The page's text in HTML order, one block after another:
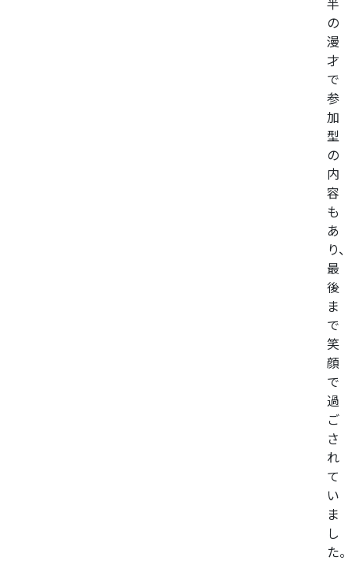
の
漫
才
で
参
加
型
の
内
容
も
あ
り、
最
後
ま
で
笑
顔
で
過
ご
さ
れ
て
い
ま
し
た。